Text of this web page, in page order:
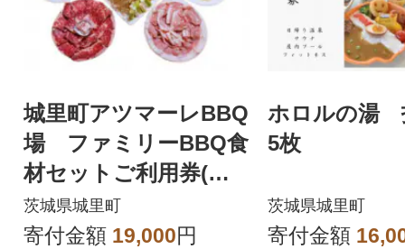
城里町アツマーレBBQ
場 ファミリーBBQ食
材セットご利用券(約4
人前)
茨城県城里町
寄付金額 19,000円
ホロルの
5枚
茨城県城里町
寄付金額